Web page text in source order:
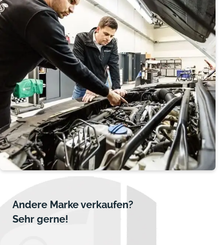
Andere Marke verkaufen?
Sehr gerne!